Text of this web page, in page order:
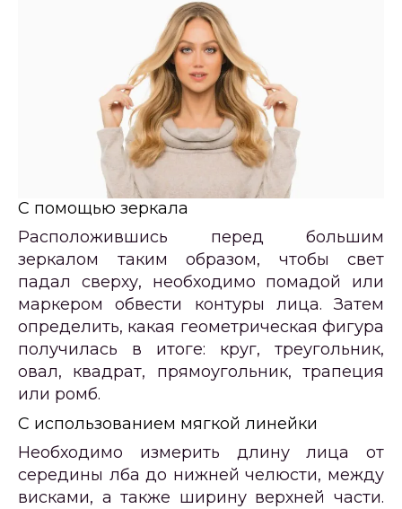
С помощью зеркала
Расположившись перед большим
зеркалом таким образом, чтобы свет
падал сверху, необходимо помадой или
маркером обвести контуры лица. Затем
определить, какая геометрическая фигура
получилась в итоге: круг, треугольник,
овал, квадрат, прямоугольник, трапеция
или ромб.
С использованием мягкой линейки
Необходимо измерить длину лица от
середины лба до нижней челюсти, между
висками, а также ширину верхней части.